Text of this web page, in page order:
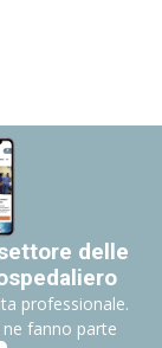
delle
professionale.
fanno parte